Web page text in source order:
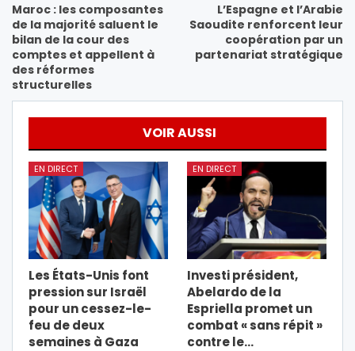
Maroc : les composantes
de la majorité saluent le
bilan de la cour des
comptes et appellent à
des réformes
structurelles
L’Espagne et l’Arabie
Saoudite renforcent leur
coopération par un
partenariat stratégique
VOIR AUSSI
EN DIRECT
Les États-Unis font
pression sur Israël
pour un cessez-le-
feu de deux
semaines à Gaza
EN DIRECT
Investi président,
Abelardo de la
Espriella promet un
combat « sans répit »
contre le…